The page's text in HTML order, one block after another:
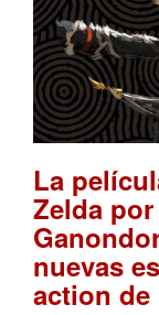
La
Zelda
nuevas
action